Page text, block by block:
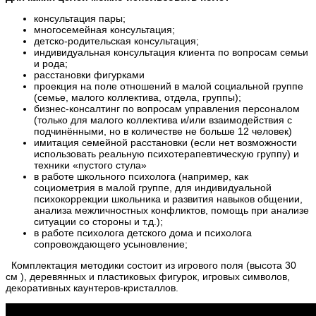
консультация пары;
многосемейная консультация;
детско-родительская консультация;
индивидуальная консультация клиента по вопросам семьи
и рода;
расстановки фигурками
проекция на поле отношений в малой социальной группе
(семье, малого коллектива, отдела, группы);
бизнес-консалтинг по вопросам управления персоналом
(только для малого коллектива и/или взаимодействия с
подчинёнными, но в количестве не больше 12 человек)
имитация семейной расстановки (если нет возможности
использовать реальную психотерапевтическую группу) и
техники «пустого стула»
в работе школьного психолога (например, как
социометрия в малой группе, для индивидуальной
психокоррекции школьника и развития навыков общении,
анализа межличностных конфликтов, помощь при анализе
ситуации со стороны и т.д.);
в работе психолога детского дома и психолога
сопровождающего усыновление;
Комплектация методики состоит из игрового поля (высота 30
см ), деревянных и пластиковых фигурок, игровых символов,
декоративных каунтеров-кристаллов.